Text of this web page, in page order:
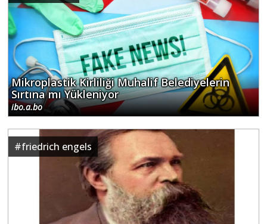
Mikroplastik Kirliliği Muhalif Belediyelerin
Sırtına mı Yükleniyor
ibo.a.bo
#friedrich engels